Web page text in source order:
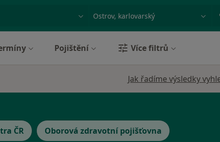
nemoc nebo příjmení Město nebo region
Pojištění Více filtrů
Jak řadíme výsledky
ČR Oborová zdravotní pojišťovna